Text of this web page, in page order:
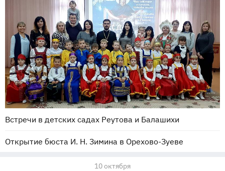
Встречи в детских садах Реутова и Балашихи
Открытие бюста И. Н. Зимина в Орехово-Зуеве
10 октября